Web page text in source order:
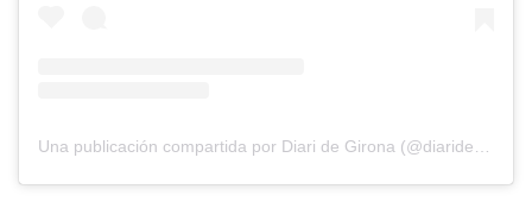
Una publicación compartida por Diari de Girona (@diaridegirona.cat)